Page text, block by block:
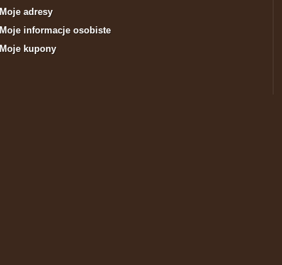
Moje adresy
Moje informacje osobiste
Moje kupony